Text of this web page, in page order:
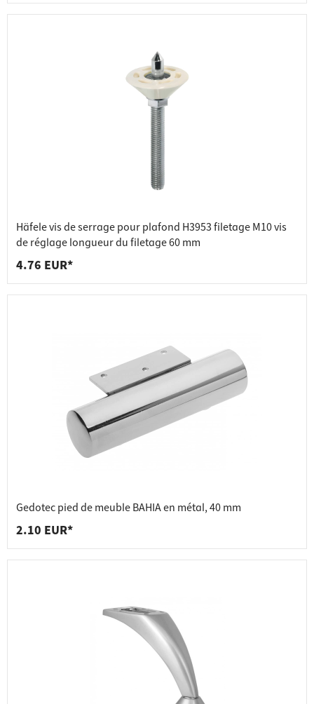
Häfele vis de serrage pour plafond H3953 filetage M10 vis
de réglage longueur du filetage 60 mm
4.76 EUR*
Gedotec pied de meuble BAHIA en métal, 40 mm
2.10 EUR*